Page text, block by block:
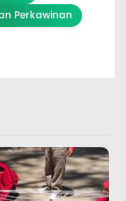
Perkawinan